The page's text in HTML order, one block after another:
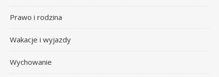
Prawo i rodzina
Wakacje i wyjazdy
Wychowanie